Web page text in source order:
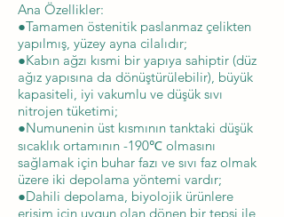
Ana Özellikler:
●Tamamen östenitik paslanmaz çelikten
yapılmış, yüzey ayna cilalıdır;
●Kabın ağzı kısmi bir yapıya sahiptir (düz
ağız yapısına da dönüştürülebilir), büyük
kapasiteli, iyi vakumlu ve düşük sıvı
nitrojen tüketimi;
●Numunenin üst kısmının tanktaki düşük
sıcaklık ortamının -190℃ olmasını
sağlamak için buhar fazı ve sıvı faz olmak
üzere iki depolama yöntemi vardır;
●Dahili depolama, biyolojik ürünlere
erişim için uygun olan dönen bir tepsi ile